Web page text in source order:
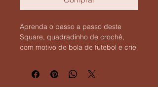
Aprenda o passo a passo deste
Square, quadradinho de crochê,
com motivo de bola de futebol e crie
presentear ou fazer receita.